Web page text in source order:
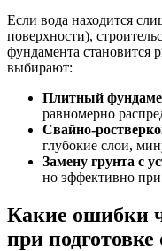
Если вода находится
поверхности),
фундамента становится
выбирают:
Плитный
равномерно
Свайно-
глубокие слои,
Замену грунта с
но эффективно
Какие ошибки
при